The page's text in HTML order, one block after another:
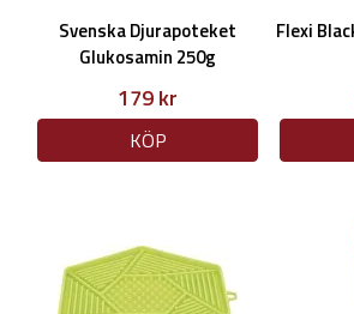
Svenska Djurapoteket
Glukosamin 250g
179 kr
KÖP
Flexi